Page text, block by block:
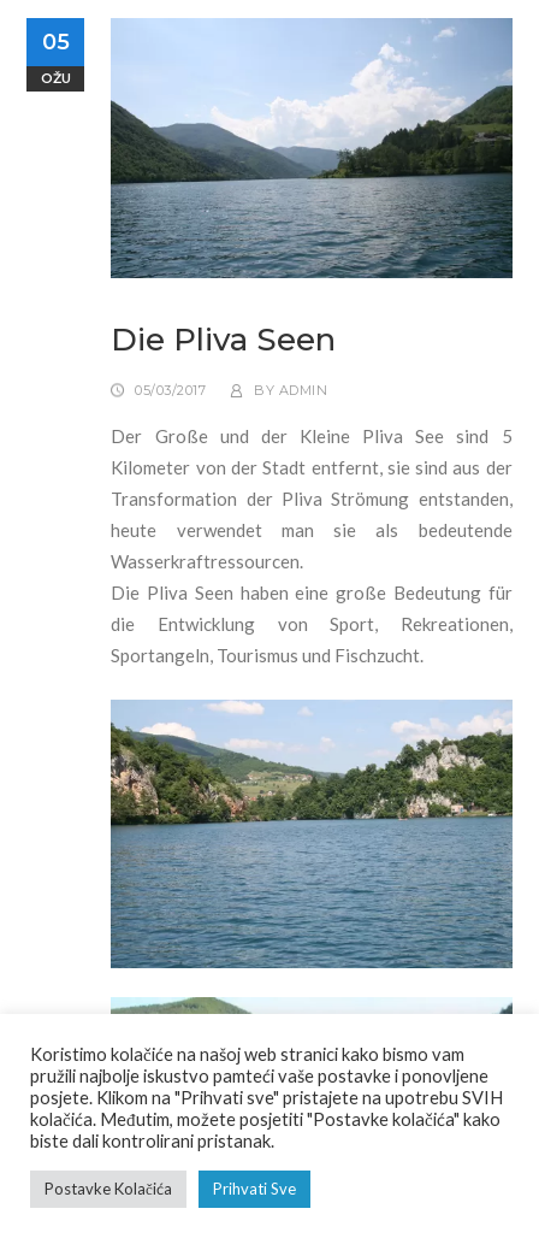
05
OŽU
Die Pliva Seen
05/03/2017 BY ADMIN
Der Große und der Kleine Pliva See sind 5
Kilometer von der Stadt entfernt, sie sind aus der
Transformation der Pliva Strömung entstanden,
heute verwendet man sie als bedeutende
Wasserkraftressourcen.
Die Pliva Seen haben eine große Bedeutung für
die Entwicklung von Sport, Rekreationen,
Sportangeln, Tourismus und Fischzucht.
Koristimo kolačiće na našoj web stranici kako bismo vam
pružili najbolje iskustvo pamteći vaše postavke i ponovljene
posjete. Klikom na "Prihvati sve" pristajete na upotrebu SVIH
kolačića. Međutim, možete posjetiti "Postavke kolačića" kako
biste dali kontrolirani pristanak.
Postavke Kolačića Prihvati Sve